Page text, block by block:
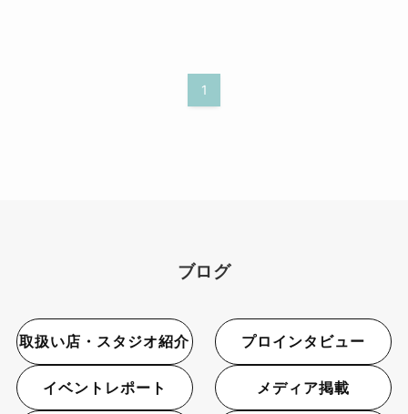
1
ブログ
取扱い店・スタジオ紹介 プロインタビュー
イベントレポート メディア掲載